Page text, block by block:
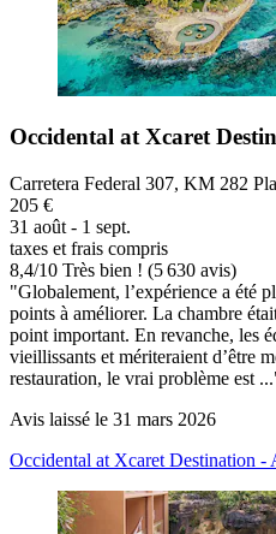
Occidental at Xcaret
Carretera Federal 307, KM 282
205 €
31 août - 1 sept.
taxes et frais compris
8,4/10 Très bien ! (5 630 avis)
"Globalement, l’expérience a été
points à améliorer. La chambre
point important. En revanche, les
vieillissants et mériteraient d’être
restauration, le vrai problème est
Avis laissé le 31 mars 2026
Occidental at Xcaret Destination -